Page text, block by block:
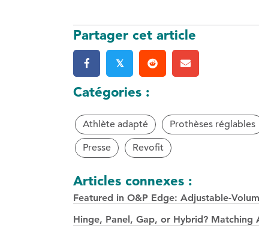
Partager cet article
𝕏
Catégories :
Athlète adapté Prothèses réglables
Presse
Revofit
Articles connexes :
Featured in O&P Edge: Adjustable-
Hinge, Panel, Gap, or Hybrid? Matching